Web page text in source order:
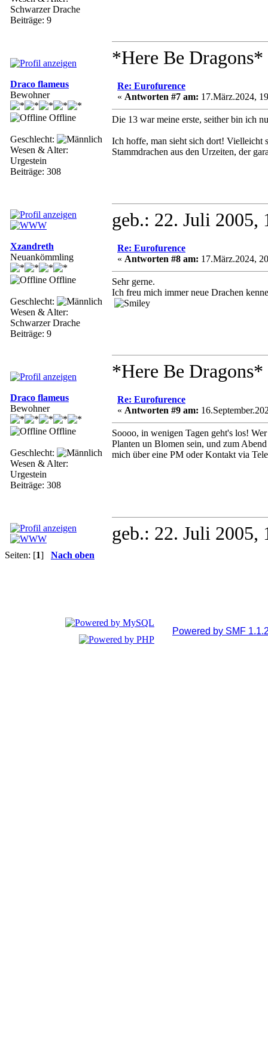
Schwarzer Drache
Beiträge: 9
*Here Be Dragons*
Draco flameus
Bewohner
Offline
Geschlecht:
Wesen & Alter:
Urgestein
Beiträge: 308
Re: Eurofurence
« Antworten #7 am: 17.März.2024,
Die 13 war meine erste, seither bin ich
Ich hoffe, man sieht sich dort! Vielleicht
Stammdrachen aus den Urzeiten, der
geb.: 22. Juli
Xzandreth
Neuankömmling
Offline
Geschlecht:
Wesen & Alter:
Schwarzer Drache
Beiträge: 9
Re: Eurofurence
« Antworten #8 am: 17.März.2024,
Sehr gerne.
Ich freu mich immer neue Drachen
*Here Be Dragons*
Draco flameus
Bewohner
Offline
Geschlecht:
Wesen & Alter:
Urgestein
Beiträge: 308
Re: Eurofurence
« Antworten #9 am:
Soooo, in wenigen Tagen geht's los!
Planten un Blomen sein, und zum
mich über eine PM oder Kontakt via
geb.: 22. Juli
Seiten: [1] Nach oben
Powered by SMF